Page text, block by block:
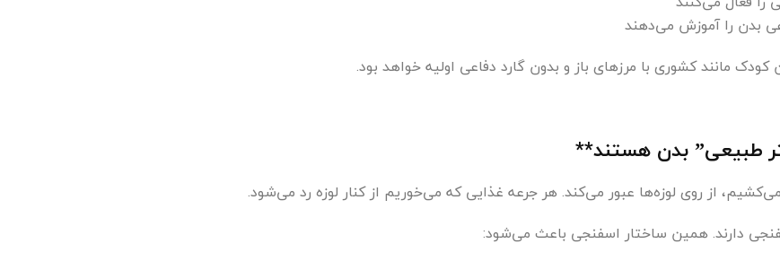
بدن را آموزش می‌دهند
کودک مانند کشوری با مرزهای باز و بدون گارد دفاعی اولیه خواهد بود.
طبیعی” بدن هستند**
از روی لوزه‌ها عبور می‌کند. هر جرعه غذایی که می‌خوریم از کنار لوزه رد می‌شود.
دارند. همین ساختار اسفنجی باعث می‌شود: